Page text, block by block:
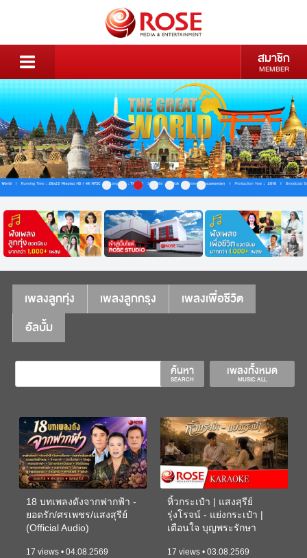
สมาชิก
MEMBER
เพลงลูกทุ่ง เพลงลูกกรุง
เพลงเพื่อชีวิต
อัลบั้ม
เพลงทั้งหมด
MUSIC ALL
ค้นหา
SEARCH
18 บทเพลงดังจากฟากฟ้า -
ยอดรัก/ศรเพชร/แสงสุรีย์
(Official Audio)
17 views • 04.08.2569
หิ้วกระเป๋า | แสงสุรีย์
รุ่งโรจน์ - แย่งกระเป๋า |
เตือนใจ บุญพระรักษา
17 views • 03.08.2569